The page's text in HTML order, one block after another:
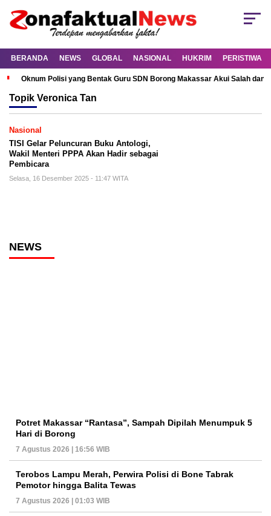
BERANDA NEWS GLOBAL NASIONAL HUKRIM PERISTIWA
Oknum Polisi yang Bentak Guru SDN Borong Makassar Akui Salah dan
Topik Veronica Tan
Nasional
TISI Gelar Peluncuran Buku Antologi,
Wakil Menteri PPPA Akan Hadir sebagai
Pembicara
Selasa, 16 Desember 2025 - 11:47 WITA
NEWS
Potret Makassar “Rantasa”, Sampah Dipilah Menumpuk 5
Hari di Borong
7 Agustus 2026 | 16:56 WIB
Terobos Lampu Merah, Perwira Polisi di Bone Tabrak
Pemotor hingga Balita Tewas
7 Agustus 2026 | 01:03 WIB